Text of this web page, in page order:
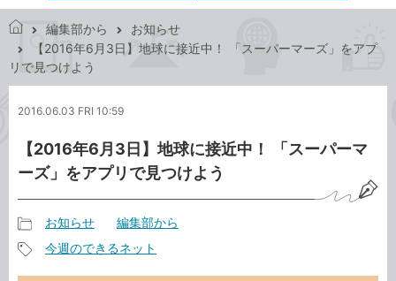
き
ッ
編集部から
お知らせ
【2016年6月3日】地球に接近中！ 「スーパーマーズ」をアプ
リで見つけよう
2016.06.03 FRI 10:59
【2016年6月3日】地球に接近中！ 「スーパーマ
ーズ」をアプリで見つけよう
事
お知らせ 編集部から
今週のできるネット